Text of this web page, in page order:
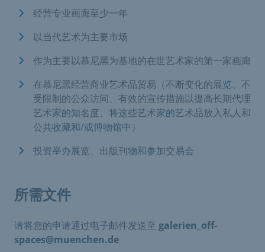
经营专业画廊至少一年
以当代艺术为主要市场
作为主要以慕尼黑为基地的在世艺术家的第一家画廊
在慕尼黑经营商业艺术品贸易（不断变化的展览、不
受限制的公众访问、有效的宣传措施以提高长期代理
艺术家的知名度、将这些艺术家的艺术品放入私人和
公共收藏和/或博物馆中）
投资举办展览、出版刊物和参加交易会
所需文件
请将您的申请通过电子邮件发送至 galerien_off-
spaces@muenchen.de